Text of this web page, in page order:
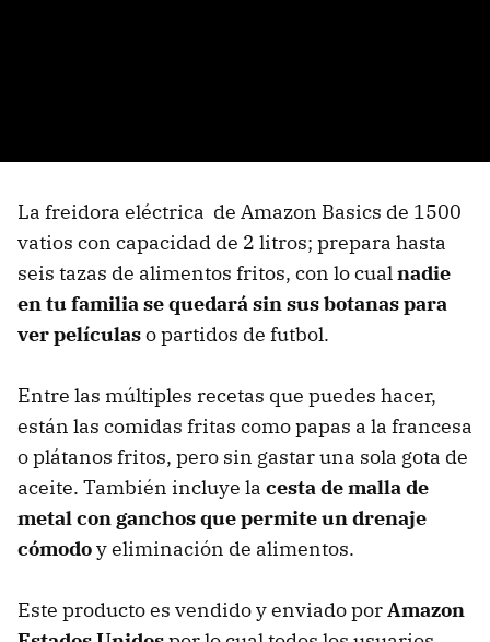
La freidora eléctrica de Amazon Basics de 1500
vatios con capacidad de 2 litros; prepara hasta
seis tazas de alimentos fritos, con lo cualnadie
en tu familia se quedará sin sus botanas para
ver películaso partidos de futbol.
Entre las múltiples recetas que puedes hacer,
están las comidas fritas como papas a la francesa
o plátanos fritos, pero sin gastar una sola gota de
aceite. También incluye la cesta de malla de
metal con ganchos que permite un drenaje
cómodoy eliminación de alimentos.
Este producto es vendido y enviado porAmazon